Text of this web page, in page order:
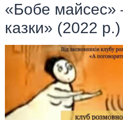
«Бобе майсес»
казки» (2022 р.)